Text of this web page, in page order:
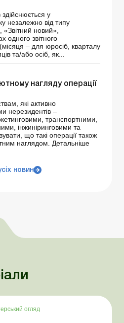
у
незалежно від типу
«Звітний новий»,
звітного
– для юросіб, кварталу
та/або осіб, як...
нагляду операції
які активно
нерезидентів –
транспортними,
інжиніринговими та
що такі операції також
наглядом. Детальніше
новин
огляд